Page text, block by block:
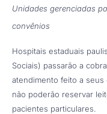
Unidades gerenciadas
convênios
Hospitais estaduais
Sociais) passarão a
atendimento feito a
não poderão reservar
pacientes particulares.